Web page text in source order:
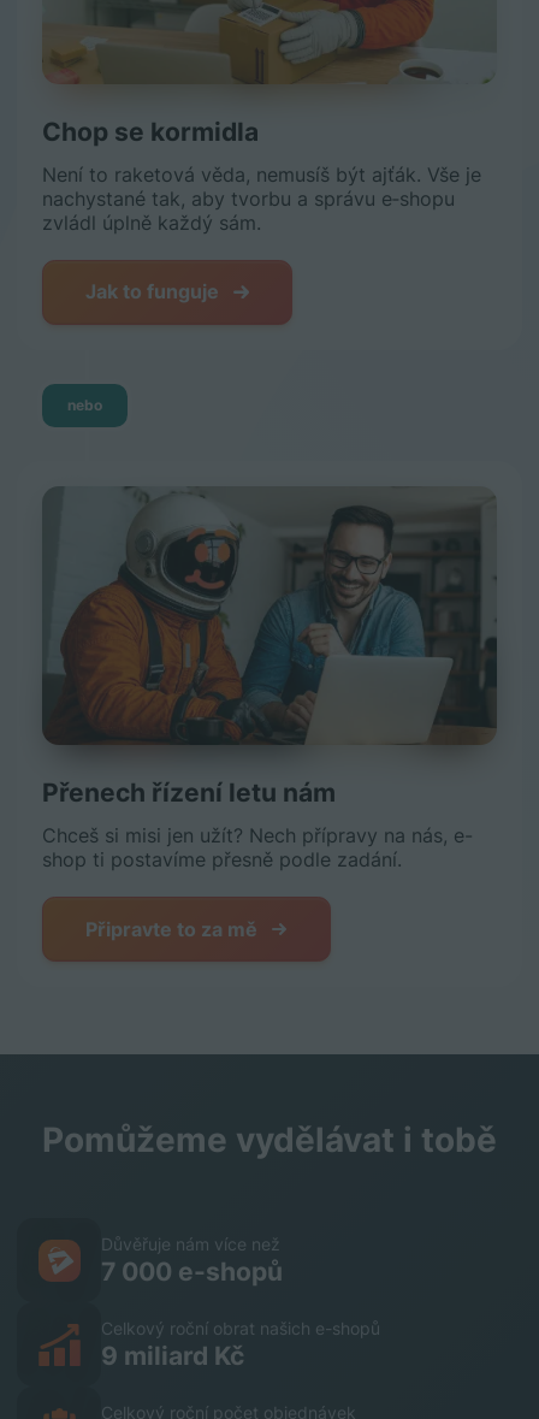
Chop se kormidla
Není to raketová věda, nemusíš být ajťák. Vše je
nachystané tak, aby tvorbu a správu e‑shopu
zvládl úplně každý sám.
Jak to funguje
nebo
Přenech řízení letu nám
Chceš si misi jen užít? Nech přípravy na nás, e-
shop ti postavíme přesně podle zadání.
Připravte to za mě
Pomůžeme vydělávat i tobě
Důvěřuje nám více než
7 000 e-shopů
Celkový roční obrat našich e-shopů
9 miliard Kč
Celkový roční počet objednávek